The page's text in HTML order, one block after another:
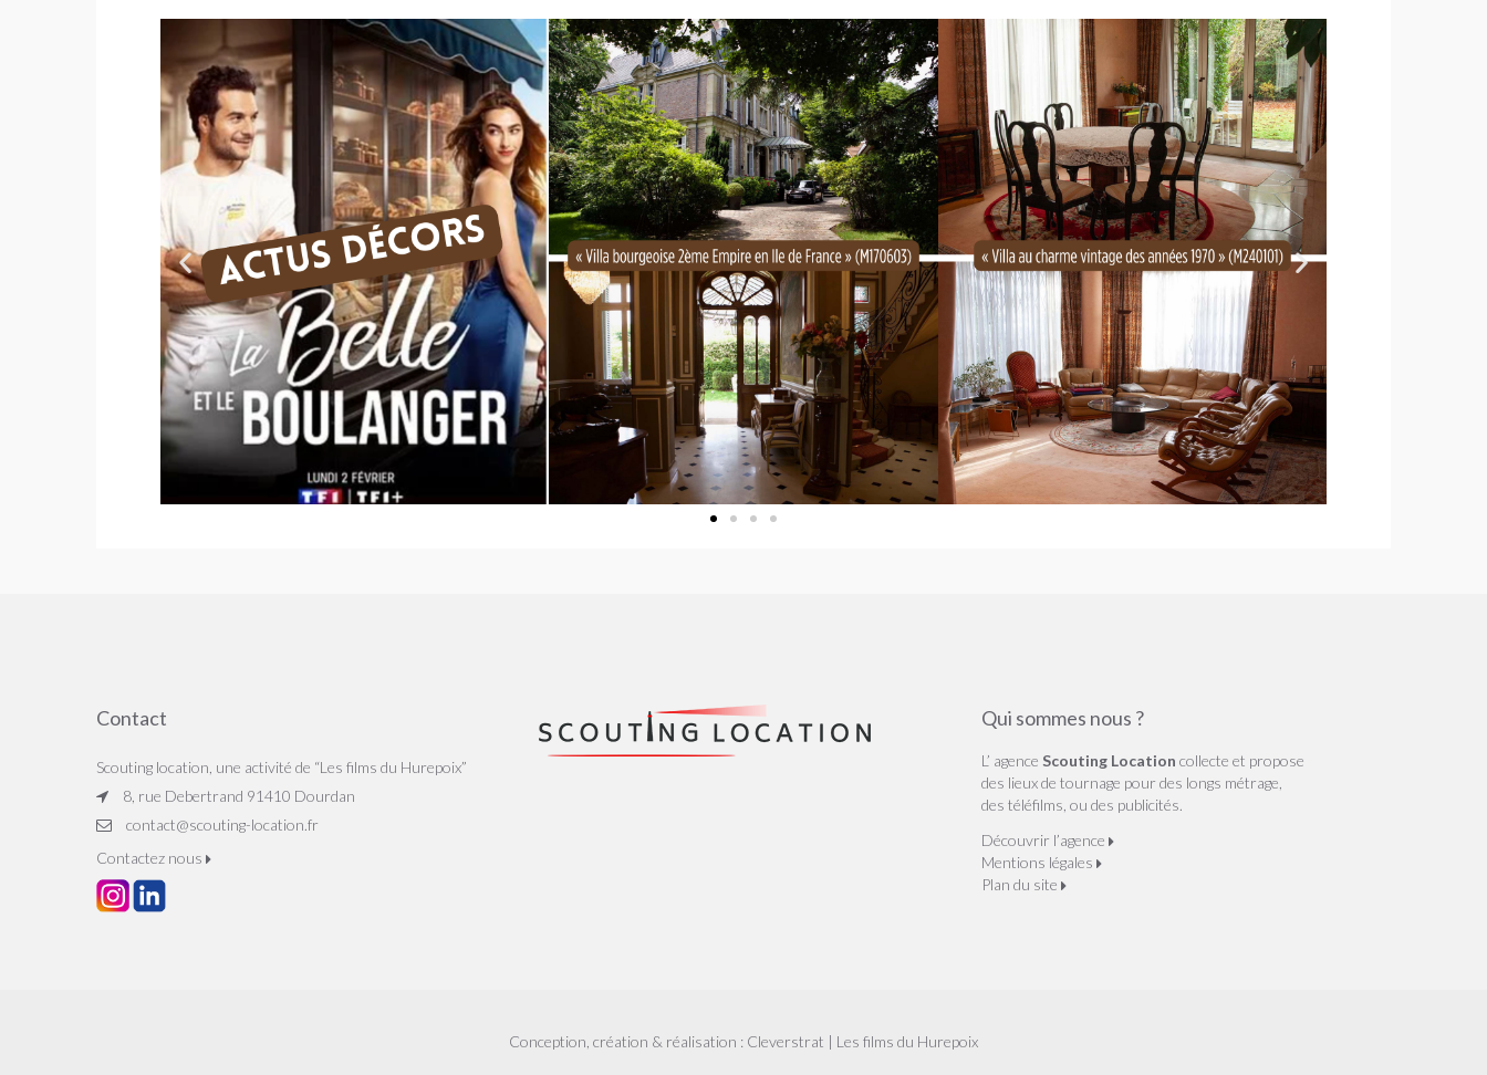
Contact
Scouting location, une activité de “Les films du Hurepoix”
8, rue Debertrand 91410 Dourdan
contact@scouting-location.fr
Contactez nous
Qui sommes nous ?
L’ agence Scouting Location collecte et propose
des lieux de tournage pour des longs métrage,
des téléfilms, ou des publicités.
Découvrir l’agence
Mentions légales
Plan du site
Conception, création & réalisation : Cleverstrat | Les films du Hurepoix